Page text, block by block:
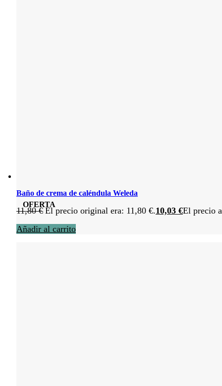
OFERTA
Baño de crema de caléndula Weleda
11,80€ El precio original era: 11,80 €.10,03 €El precio
Añadir al carrito